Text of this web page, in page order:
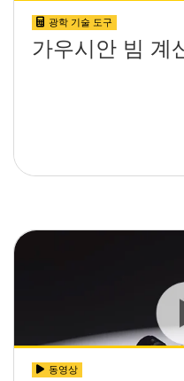
광학 기술 도구
가우시안 빔 계
동영상